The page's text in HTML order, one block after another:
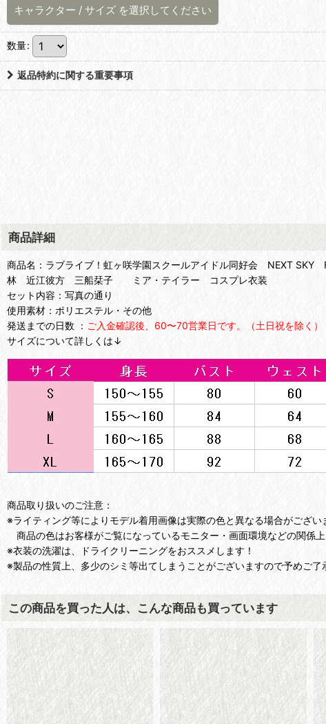
キャラクター / サイズ を選択してください
数量:
返品特約に関する重要事項
商品詳細
商品名：ラブライブ！虹ヶ咲学園スクールアイドル同好会 NEXT
林 近江彼方 三船栞子 ミア・テイラー コスプレ衣装
セット内容：写真の通り
使用素材：ポリエステル・その他
発送までの日数 ： ご入金確認後、60〜70営業日です。（土日祝を除く）
サイズについて詳しくは↓
商品取り扱いのご注意：
※ライティング等によりモデル着用画像は実際の色と異なる場合がござい
商品の色はお客様がご覧になっているモニター・画面環境などの関係
※衣装の洗濯は、ドライクリーニングをおススメします！
※製品の性質上、多少のシミ等出てしまうことがございますので予めご
この商品を買った人は、こんな商品も買っています